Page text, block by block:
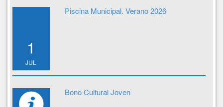
1
JUL
Piscina Municipal. Verano 2026
Bono Cultural Joven